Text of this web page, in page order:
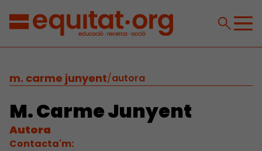
m. carme junyent/autora
M. Carme Junyent
Autora
Contacta'm: